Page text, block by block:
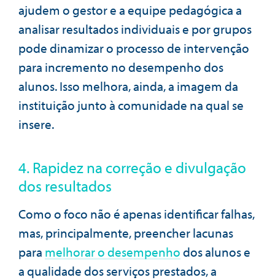
ajudem o gestor e a equipe pedagógica a
analisar resultados individuais e por grupos
pode dinamizar o processo de intervenção
para incremento no desempenho dos
alunos. Isso melhora, ainda, a imagem da
instituição junto à comunidade na qual se
insere.
4. Rapidez na correção e divulgação
dos resultados
Como o foco não é apenas identificar falhas,
mas, principalmente, preencher lacunas
para melhorar o desempenhodos alunos e
a qualidade dos serviços prestados, a